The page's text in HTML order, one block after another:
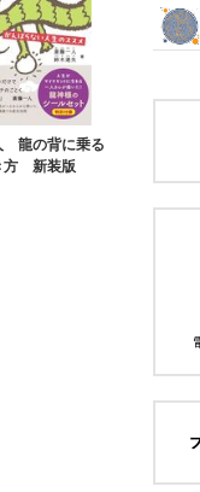
龍の背に乗る
方 新装版